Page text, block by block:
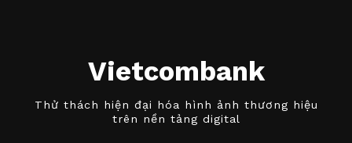
Vietcombank
Thử thách hiện đại hóa hình ảnh thương hiệu
trên nền tảng digital